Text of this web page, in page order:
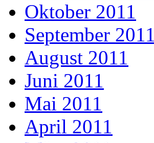
Oktober 2011
September 2011
August 2011
Juni 2011
Mai 2011
April 2011